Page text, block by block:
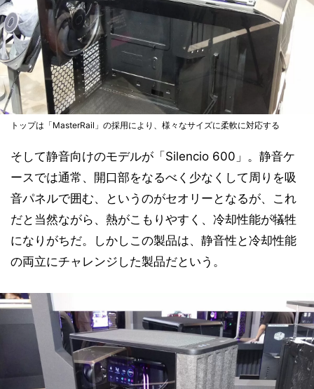
トップは「MasterRail」の採用により、様々なサイズに柔軟に対応する
そして静音向けのモデルが「Silencio 600」。静音ケ
ースでは通常、開口部をなるべく少なくして周りを吸
音パネルで囲む、というのがセオリーとなるが、これ
だと当然ながら、熱がこもりやすく、冷却性能が犠牲
になりがちだ。しかしこの製品は、静音性と冷却性能
の両立にチャレンジした製品だという。